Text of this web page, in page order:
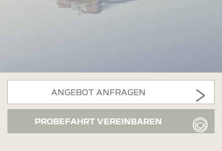
ANGEBOT ANFRAGEN
PROBEFAHRT VEREINBAREN